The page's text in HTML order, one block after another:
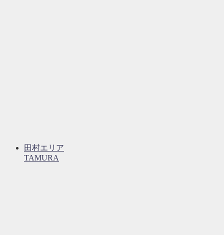
田村エリア
TAMURA